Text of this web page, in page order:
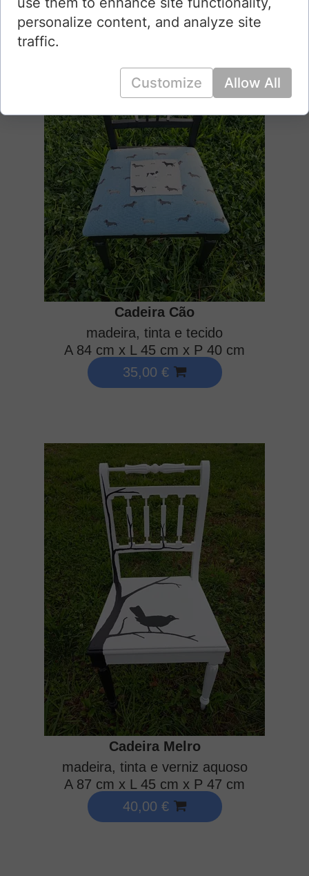
Cadeira Cão
madeira, tinta e tecido
A 84 cm x L 45 cm x P 40 cm
35,00 €
Cadeira Melro
madeira, tinta e verniz aquoso
A 87 cm x L 45 cm x P 47 cm
40,00 €
personalize content, and analyze site
traffic.
Customize Allow All